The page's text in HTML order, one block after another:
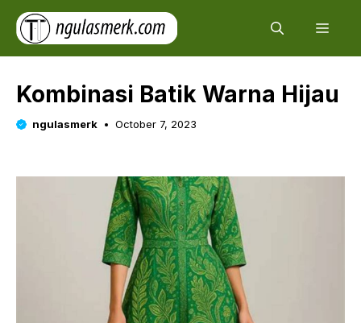
Skip
content
Kombinasi Batik Warna Hijau
ngulasmerk October 7, 2023